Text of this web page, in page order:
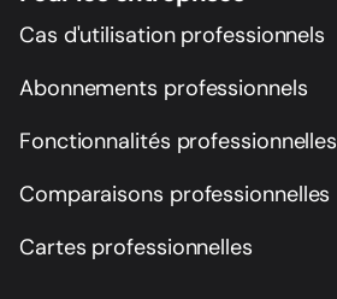
Cas d'utilisation professionnels
Abonnements professionnels
Fonctionnalités professionnelles
Comparaisons professionnelles
Cartes professionnelles